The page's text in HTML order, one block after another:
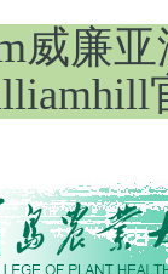
威廉亚